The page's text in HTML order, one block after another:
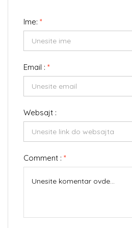
Ime: *
Email : *
Websajt :
Comment : *